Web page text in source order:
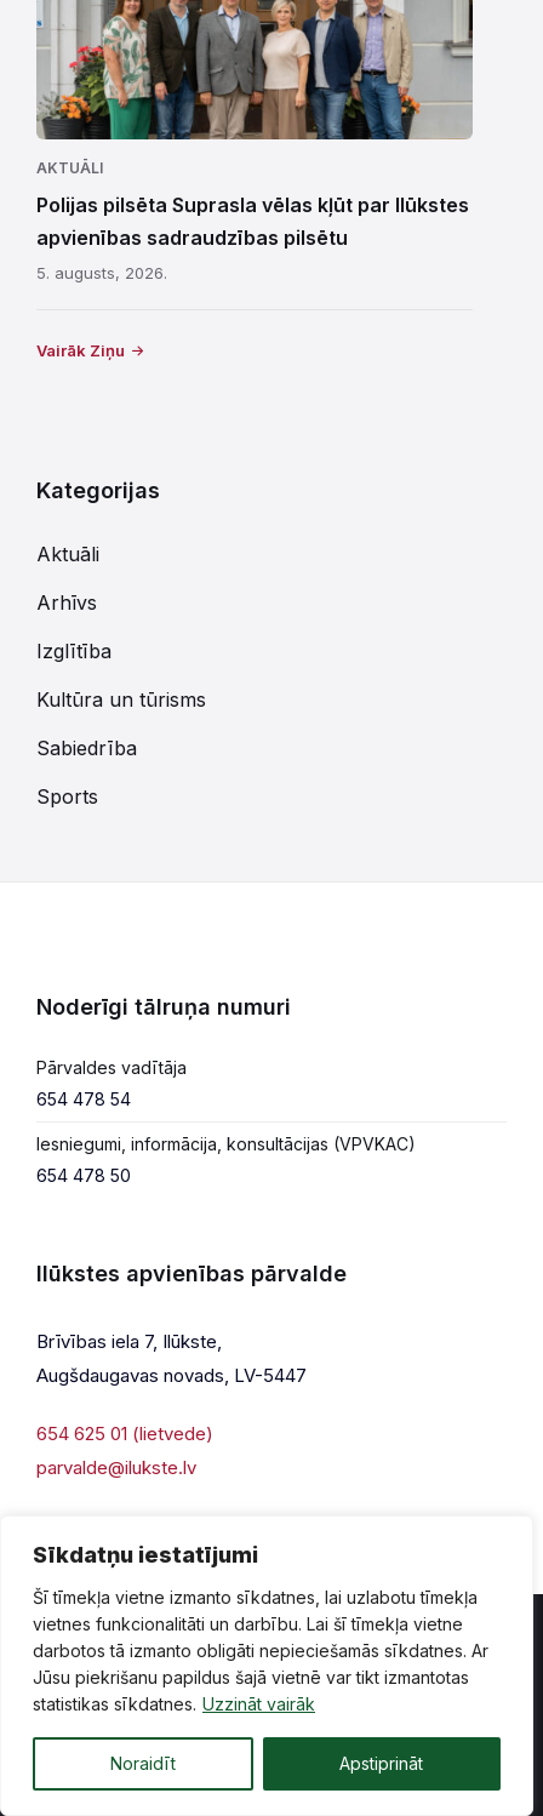
Sīkdatņu iestatījumi
Šī tīmekļa vietne izmanto sīkdatnes, lai uzlabotu tīmekļa
vietnes funkcionalitāti un darbību. Lai šī tīmekļa vietne
darbotos tā izmanto obligāti nepieciešamās sīkdatnes. Ar
Jūsu piekrišanu papildus šajā vietnē var tikt izmantotas
statistikas sīkdatnes. Uzzināt vairāk
Noraidīt Apstiprināt
AKTUĀLI
Polijas pilsēta Suprasla vēlas kļūt par Ilūkstes
apvienības sadraudzības pilsētu
5. augusts, 2026.
Vairāk Ziņu
Kategorijas
Aktuāli
Arhīvs
Izglītība
Kultūra un tūrisms
Sabiedrība
Sports
Noderīgi tālruņa numuri
Pārvaldes vadītāja
654 478 54
Iesniegumi, informācija, konsultācijas (VPVKAC)
654 478 50
Ilūkstes apvienības pārvalde
Brīvības iela 7, Ilūkste,
Augšdaugavas novads, LV-5447
654 625 01 (lietvede)
parvalde@ilukste.lv
Privātuma politika Piekļūstamība
Lapas karte
© 2026 Ilūkste, publicētā satura visas tiesības aizsargātas.